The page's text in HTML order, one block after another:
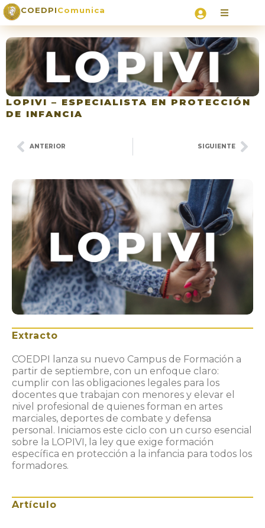
COEDPIComunica
LOPIVI – ESPECIALISTA EN PROTECCIÓN
DE INFANCIA
ANTERIOR SIGUIENTE
Extracto
COEDPI lanza su nuevo Campus de Formación a
partir de septiembre, con un enfoque claro:
cumplir con las obligaciones legales para los
docentes que trabajan con menores y elevar el
nivel profesional de quienes forman en artes
marciales, deportes de combate y defensa
personal. Iniciamos este ciclo con un curso esencial
sobre la LOPIVI, la ley que exige formación
específica en protección a la infancia para todos los
formadores.
Artículo